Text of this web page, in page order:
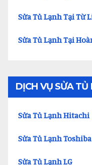
Sửa Tủ Lạnh Tại Từ
Sửa Tủ Lạnh Tại
DỊCH VỤ SỬA TỦ
Sửa Tủ Lạnh Hitachi
Sửa Tủ Lạnh Toshiba
Sửa Tủ Lạnh LG